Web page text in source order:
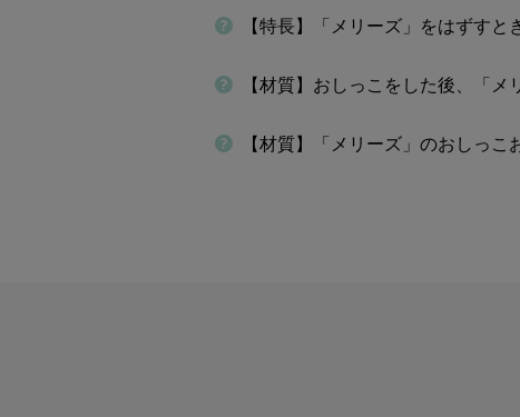
【特長】「メリーズ」をはずす
【材質】おしっこをした後、「
【材質】「メリーズ」のおしっ